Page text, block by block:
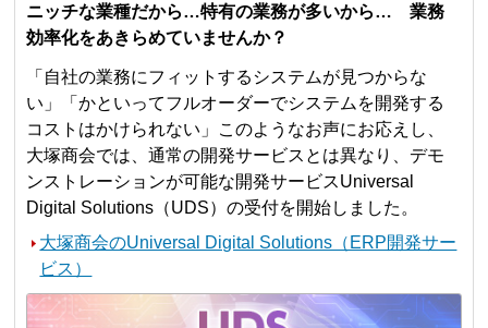
ニッチな業種だから…特有の業務が多いから… 業務
効率化をあきらめていませんか？
「自社の業務にフィットするシステムが見つからな
い」「かといってフルオーダーでシステムを開発する
コストはかけられない」このようなお声にお応えし、
大塚商会では、通常の開発サービスとは異なり、デモ
ンストレーションが可能な開発サービスUniversal
Digital Solutions（UDS）の受付を開始しました。
大塚商会のUniversal Digital Solutions（ERP開発サー
ビス）